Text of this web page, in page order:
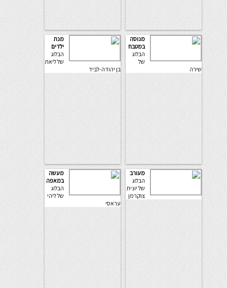
מנוסה
במטבח
הבלוג
של
שירה
מנת
ילדים
הבלוג
של ליאת
בן יהודה-לביד
מעורב
הבלוג
של יונית
צוקרמן
מעשה
במאפה
הבלוג
של ליהי
עראסי